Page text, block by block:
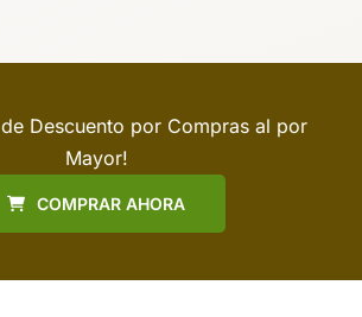
de Descuento por Compras al por
Mayor!
COMPRAR AHORA